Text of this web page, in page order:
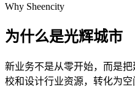
Why Sheencity
为什么是光辉城市
新业务不是从零开始，而是
校和设计行业资源，转化为空